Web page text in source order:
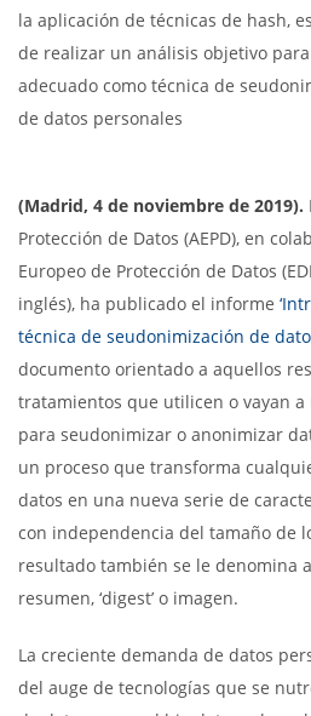
la aplicación de técnicas de hash,
de realizar un análisis objetivo
adecuado como técnica de
de datos personales
(Madrid, 4 de noviembre de 2019).
Protección de Datos (AEPD), en
Europeo de Protección de Datos
inglés), ha publicado el informe
técnica de seudonimización de
documento orientado a aquellos
tratamientos que utilicen o vayan
para seudonimizar o anonimizar
un proceso que transforma
datos en una nueva serie de
con independencia del tamaño de
resultado también se le denomina
resumen, ‘digest’ o imagen.
La creciente demanda de datos
del auge de tecnologías que se